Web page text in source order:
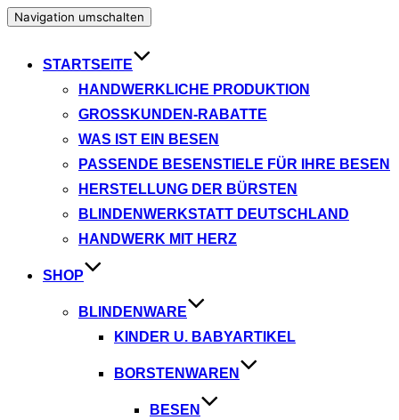
Navigation umschalten
STARTSEITE
HANDWERKLICHE PRODUKTION
GROSSKUNDEN-RABATTE
WAS IST EIN BESEN
PASSENDE BESENSTIELE FÜR IHRE BESEN
HERSTELLUNG DER BÜRSTEN
BLINDENWERKSTATT DEUTSCHLAND
HANDWERK MIT HERZ
SHOP
BLINDENWARE
KINDER U. BABYARTIKEL
BORSTENWAREN
BESEN